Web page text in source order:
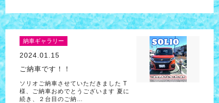
納車ギャラリー
2024.01.15
ご納車です！！
ソリオご納車させていただきました T
様、ご納車おめでとうございます 夏に
続き、２台目のご納…